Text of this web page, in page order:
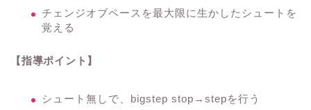
チェンジオブペースを最大限に生かしたシュートを
覚える
【指導ポイント】
シュート無しで、bigstep stop→stepを行う